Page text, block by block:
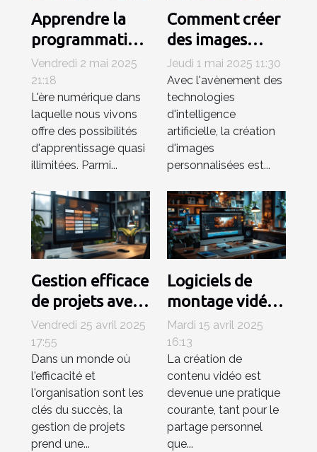
Apprendre la
programmation
avec des
logiciels
interactifs pour
enfants
Vendredi 2 mai 2025
21:18
L'ère numérique dans
laquelle nous vivons
offre des possibilités
d'apprentissage quasi
illimitées. Parmi...
Comment créer
des images
personnalisées
rapidement
grâce à l'IA
Jeudi 1 mai 2025 11:30
Avec l'avènement des
technologies
d'intelligence
artificielle, la création
d'images
personnalisées est...
Gestion efficace
de projets avec
Trello
intégrations et
extensions pour
un workflow
optimisé
Vendredi 25 avril 2025
17:55
Dans un monde où
l'efficacité et
l'organisation sont les
clés du succès, la
gestion de projets
prend une...
Logiciels de
montage vidéo
gratuits pour
débutants
Trouvez l'outil
idéal sans
dépenser un
centime
Mardi 15 avril 2025
16:13
La création de
contenu vidéo est
devenue une pratique
courante, tant pour le
partage personnel
que...